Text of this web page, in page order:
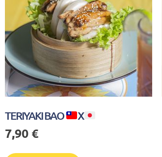
TERIYAKI BAO X
7,90 €